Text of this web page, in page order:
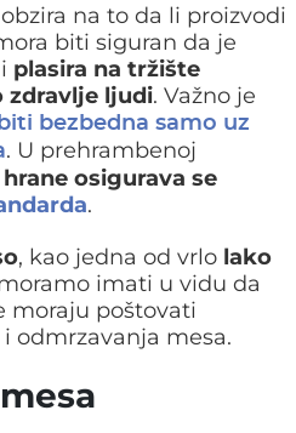
na to da li proizvodi
biti siguran da je
i plasira na tržište
zdravlje ljudi. Važno je
bezbedna samo uz
. U prehrambenoj
osigurava se
.
, kao jedna od vrlo lako
imati u vidu da
moraju poštovati
odmrzavanja mesa.